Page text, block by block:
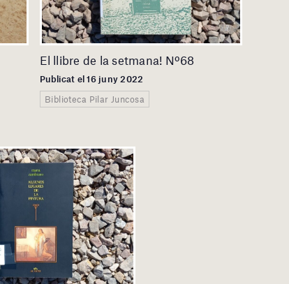
El llibre de la setmana! Nº68
Publicat el 16 juny 2022
Biblioteca Pilar Juncosa